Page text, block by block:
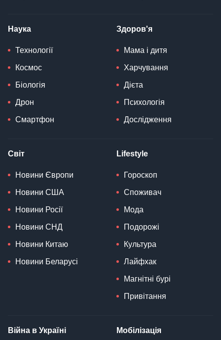
Наука
Технології
Космос
Біологія
Дрон
Смартфон
Здоров'я
Мама і дитя
Харчування
Дієта
Психологія
Дослідження
Світ
Новини Європи
Новини США
Новини Росії
Новини СНД
Новини Китаю
Новини Беларусі
Lifestyle
Гороскоп
Споживач
Мода
Подорожі
Культура
Лайфхак
Магнітні бурі
Привітання
Війна в Україні Мобілізація